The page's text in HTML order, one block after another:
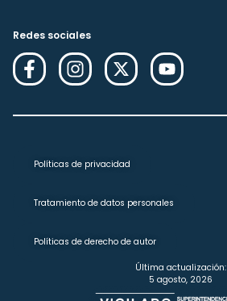
Redes sociales
Políticas de privacidad
Tratamiento de datos personales
Políticas de derecho de autor
Última actualización:
5 agosto, 2026